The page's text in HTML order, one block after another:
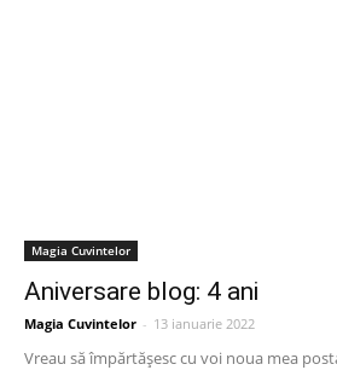
Magia Cuvintelor
Aniversare blog: 4 ani
Magia Cuvintelor - 13 ianuarie 2022
Vreau să împărtășesc cu voi noua mea